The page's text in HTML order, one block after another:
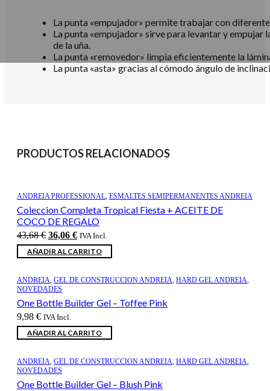
La punta «empujador» permite trabajar con
La punta «empujador» sirve para levantar y empujar
de la uña.
La punta «removedor» limpia eficientemente la
La punta «asta» gracias al cómodo ángulo de
PRODUCTOS RELACIONADOS
ANDREIA PROFESSIONAL, ESMALTES SEMIPERMANENTES ANDREIA
Coleccion Completa Tropical Fiesta + ACEITE DE
COCO DE REGALO
43,68€ El
precio
original
43,68 €.
36,06 €El
precio
actual
36,06 €.
IVA Incl.
AÑADIR AL CARRITO
ANDREIA, GEL DE CONSTRUCCION ANDREIA, HARD GEL ANDREIA,
NOVEDADES
One Bottle Builder Gel – Toffee Pink
9,98 € IVA Incl.
AÑADIR AL CARRITO
ANDREIA, GEL DE CONSTRUCCION ANDREIA, HARD GEL ANDREIA,
NOVEDADES
One Bottle Builder Gel – Blush Pink